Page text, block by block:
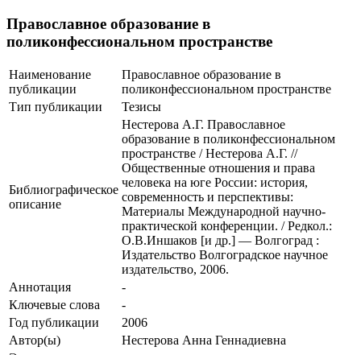
Православное образование в
поликонфессиональном пространстве
Наименование
публикации
Православное образование в
поликонфессиональном пространстве
Тип публикации
Тезисы
Библиографическое
описание
Нестерова А.Г. Православное
образование в поликонфессиональном
пространстве / Нестерова А.Г. //
Общественные отношения и права
человека на юге России: история,
современность и перспективы:
Материалы Международной научно-
практической конференции. / Редкол.:
О.В.Иншаков [и др.] — Волгоград :
Издательство Волгоградское научное
издательство, 2006.
Аннотация
-
Ключевые cлова
-
Год публикации
2006
Автор(ы)
Нестерова Анна Геннадиевна